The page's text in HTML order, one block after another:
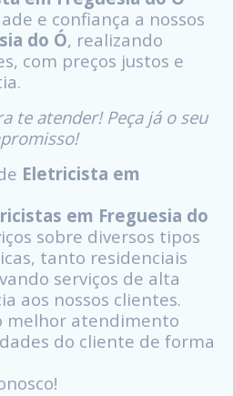
e confiança a nossos
do Ó, realizando
com preços justos e
te atender! Peça já o seu
Eletricista em
em Freguesia do
sobre diversos tipos
tanto residenciais
serviços de alta
aos nossos clientes.
melhor atendimento
do cliente de forma